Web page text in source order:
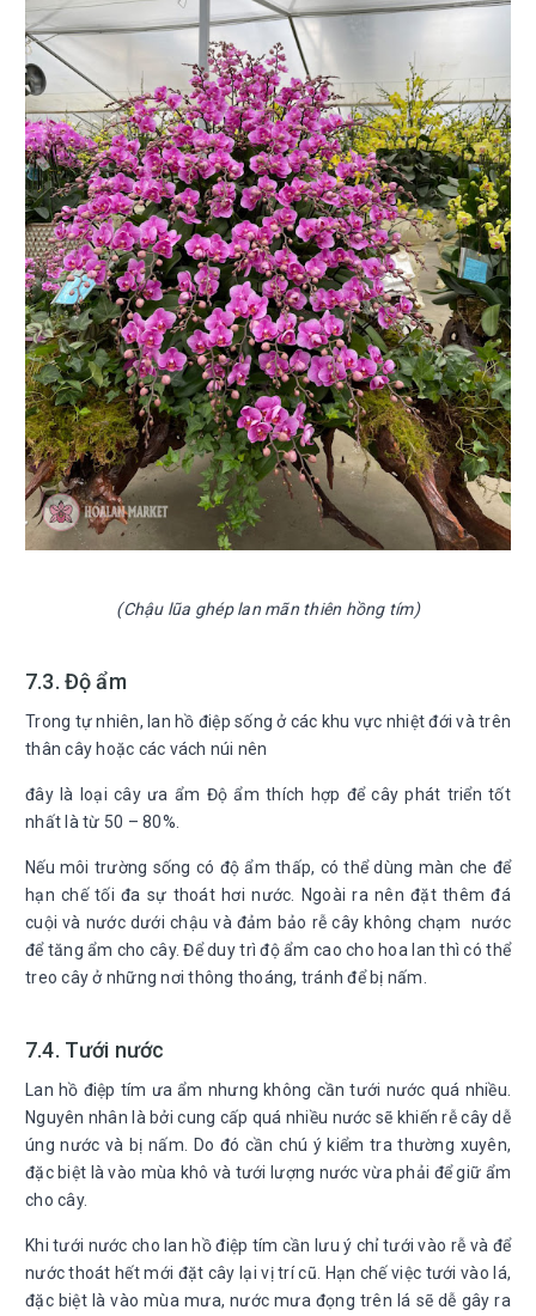
(Chậu lũa ghép lan mãn thiên hồng tím)
7.3. Độ ẩm
Trong tự nhiên, lan hồ điệp sống ở các khu vực nhiệt đới và trên
thân cây hoặc các vách núi nên
đây là loại cây ưa ẩm Độ ẩm thích hợp để cây phát triển tốt
nhất là từ 50 – 80%.
Nếu môi trường sống có độ ẩm thấp, có thể dùng màn che để
hạn chế tối đa sự thoát hơi nước. Ngoài ra nên đặt thêm đá
cuội và nước dưới chậu và đảm bảo rễ cây không chạm nước
để tăng ẩm cho cây. Để duy trì độ ẩm cao cho hoa lan thì có thể
treo cây ở những nơi thông thoáng, tránh để bị nấm.
7.4. Tưới nước
Lan hồ điệp tím ưa ẩm nhưng không cần tưới nước quá nhiều.
Nguyên nhân là bởi cung cấp quá nhiều nước sẽ khiến rễ cây dễ
úng nước và bị nấm. Do đó cần chú ý kiểm tra thường xuyên,
đặc biệt là vào mùa khô và tưới lượng nước vừa phải để giữ ẩm
cho cây.
Khi tưới nước cho lan hồ điệp tím cần lưu ý chỉ tưới vào rễ và để
nước thoát hết mới đặt cây lại vị trí cũ. Hạn chế việc tưới vào lá,
đặc biệt là vào mùa mưa, nước mưa đọng trên lá sẽ dễ gây ra